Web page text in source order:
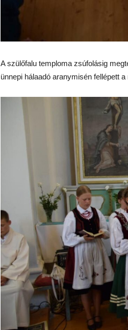
A szülőfalu temploma zsúfolásig
ünnepi hálaadó aranymisén fellépett